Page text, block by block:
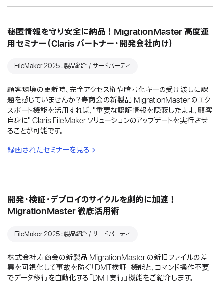
秘匿情報を守り安全に納品！MigrationMaster 高度運
用セミナー（Claris パートナー・開発会社向け）
FileMaker 2025：製品紹介 / サードパーティ
顧客環境の更新時、完全アクセス権や暗号化キーの受け渡しに課
題を感じていませんか？寿商会の新製品 MigrationMaster のエク
スポート機能を活用すれば、"重要な認証情報を隠蔽したまま、顧客
自身に" Claris FileMaker ソリューションのアップデートを実行させ
ることが可能です。
録画されたセミナーを見る
開発・検証・デプロイのサイクルを劇的に加速！
MigrationMaster 徹底活用術
FileMaker 2025：製品紹介 / サードパーティ
株式会社寿商会の新製品 MigrationMaster の新旧ファイルの差
異を可視化して事故を防ぐ「DMT検証」機能と、コマンド操作不要
でデータ移行を自動化する「DMT実行」機能をご紹介します。